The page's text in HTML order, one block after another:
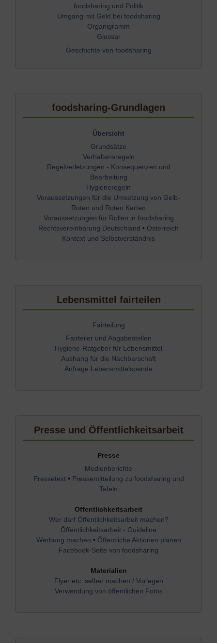
foodsharing und Politik
Umgang mit Geld bei foodsharing
Organigramm
Glossar
Geschichte von foodsharing
foodsharing-Grundlagen
Übersicht
Grundsätze
Verhaltensregeln
Regelverletzungen - Konsequenzen und
Bearbeitung
Hygieneregeln
Voraussetzungen für die Umsetzung von Gelb-
Roten und Roten Karten
Voraussetzungen für Rollen in foodsharing
Rechtsvereinbarung Deutschland • Österreich
Kontext und Selbstverständnis
Lebensmittel fairteilen
Fairteilung
Fairteiler und Abgabestellen
Hygiene-Ratgeber für Lebensmittel
Aushang für die Nachbarschaft
Anfrage Lebensmittelspende
Presse und Öffentlichkeitsarbeit
Presse
Medienberichte
Pressetext• Pressemitteilung zu foodsharing und
Tafeln
Offentlichkeitsarbeit
Wer darf Öffentlichkeitsarbeit machen?
Öffentlichkeitsarbeit - Guideline
Werbung machen • Öffentliche Aktionen planen
Facebook-Seite von foodsharing
Materialien
Flyer etc. selber machen / Vorlagen
Verwendung von öffentlichen Fotos